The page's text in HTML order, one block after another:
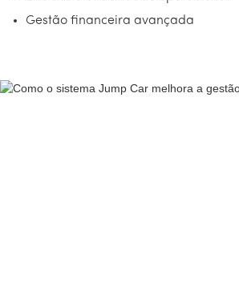
Gestão financeira avançada